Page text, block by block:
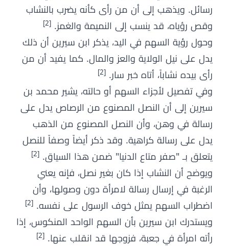
رسائل. ويذهب إلى أن من رأى كأنه يضرب بالنشاب
وقص رؤياه، قد ينسب إلى النميمة والغمز. [2]
وحول رؤية السهم في اليد، يذكر ابن سيرين أن ذلك
يدل على نيل الولاية والعز والمال. كما يفيد أن من
رأى بيده نشاباً، أتاه خبر سار. [2]
وفي تفصيل لأجزاء السهم أو حالته، يشير محمد بن
سيرين إلى أن النصل المصنوع من الرصاص يدل على
رسالة في وهن، وأن النصل المصنوع من الذهب
يدل على رسالة كراهية. وقد ذكر أيضاً وصفاً للنصل
يتعلق بـ "صفر متاع الدنيا" ضمن هذا السياق. [2]
ويوضح أن النشاب إذا كان بغير نصل، فإنه يعني
الرغبة في إرسال رسالة لامرأة دون وصولها، وأن
اضطراب السهم يمثل خوف الرسول على نفسه. [2]
ويستدرك ابن سيرين بأن السهم الواحد المنكوس، إذا
رأته امرأة في جعبة، فزوجها قد انقلب عنها. [2]